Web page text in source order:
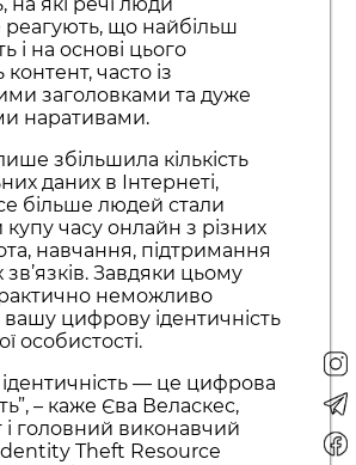
реагують, що найбільш
на основі цього
часто із
заголовками та дуже
наративами.
збільшила кількість
даних в Інтернеті,
більше людей стали
часу онлайн з різних
навчання, підтримання
зв’язків. Завдяки цьому
неможливо
вашу цифрову ідентичність
особистості.
ідентичність — це цифрова
– каже Єва Веласкес,
головний виконавчий
Theft Resource